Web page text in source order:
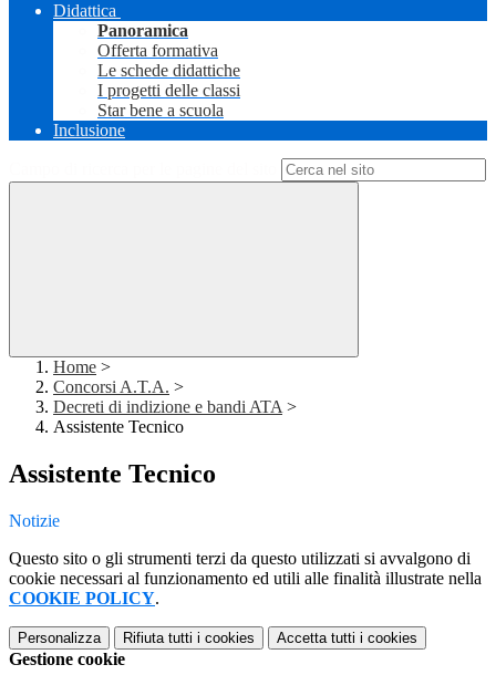
Didattica
Panoramica
Offerta formativa
Le schede didattiche
I progetti delle classi
Star bene a scuola
Inclusione
Home >
Concorsi A.T.A. >
Decreti di indizione e bandi ATA >
Assistente Tecnico
Assistente Tecnico
Notizie
Questo sito o gli strumenti terzi da questo utilizzati si avvalgono di
cookie necessari al funzionamento ed utili alle finalità illustrate nella
COOKIE POLICY.
Personalizza Rifiuta tutti i cookies Accetta tutti i cookies
Gestione cookie